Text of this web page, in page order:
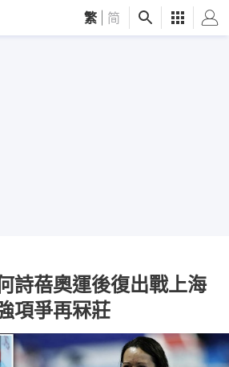
繁 简
詩蓓奧運後復出戰上海
項爭再冧莊